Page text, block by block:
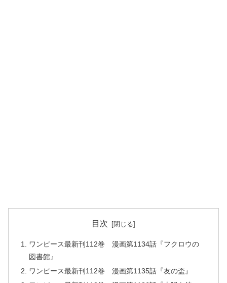
目次
ワンピース最新刊112巻 漫画第1134話『フクロウの
図書館』
ワンピース最新刊112巻 漫画第1135話『友の盃』